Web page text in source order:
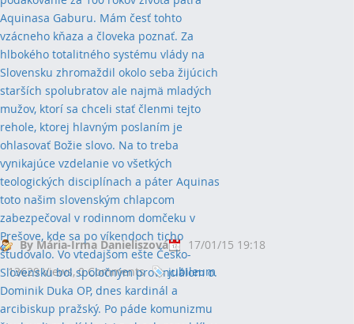
By Mária-Irma Danieliszová
17/01/15 19:18
13629 Views,0 Comments jubileum